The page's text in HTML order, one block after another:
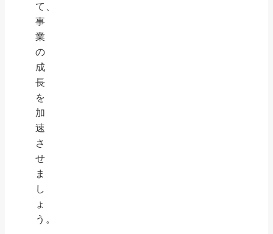
て、
事
業
の
成
長
を
加
速
さ
せ
ま
し
ょ
う。